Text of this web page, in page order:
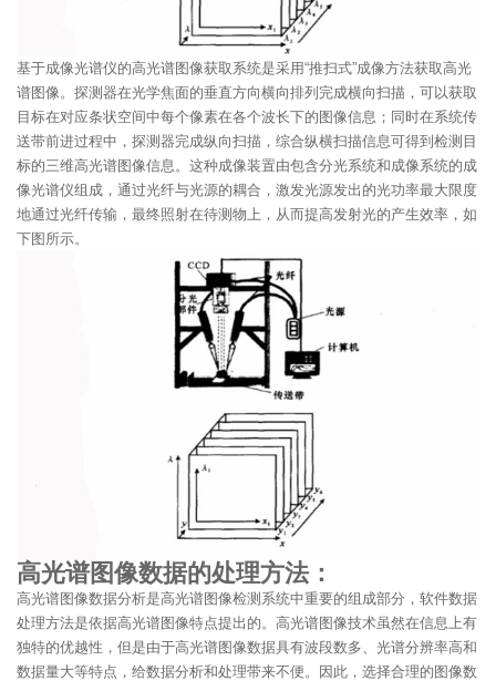
基于成像光谱仪的高光谱图像获取系统是采用“推扫式”成像方法获取高光
谱图像。探测器在光学焦面的垂直方向横向排列完成横向扫描，可以获取
目标在对应条状空间中每个像素在各个波长下的图像信息；同时在系统传
送带前进过程中，探测器完成纵向扫描，综合纵横扫描信息可得到检测目
标的三维高光谱图像信息。这种成像装置由包含分光系统和成像系统的成
像光谱仪组成，通过光纤与光源的耦合，激发光源发出的光功率最大限度
地通过光纤传输，最终照射在待测物上，从而提高发射光的产生效率，如
下图所示。
高光谱图像数据的处理方法：
高光谱图像数据分析是高光谱图像检测系统中重要的组成部分，软件数据
处理方法是依据高光谱图像特点提出的。高光谱图像技术虽然在信息上有
独特的优越性，但是由于高光谱图像数据具有波段数多、光谱分辨率高和
数据量大等特点，给数据分析和处理带来不便。因此，选择合理的图像数